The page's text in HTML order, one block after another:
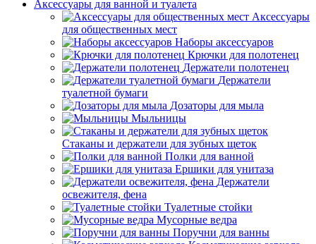
Аксессуары для ванной и туалета
Аксессуары
для общественных мест
Наборы аксессуаров
Крючки для полотенец
Держатели полотенец
Держатели
туалетной бумаги
Дозаторы для мыла
Мыльницы
Стаканы и держатели для зубных щеток
Полки для ванной
Ершики для унитаза
Держатели
освежителя, фена
Туалетные стойки
Мусорные ведра
Поручни для ванны